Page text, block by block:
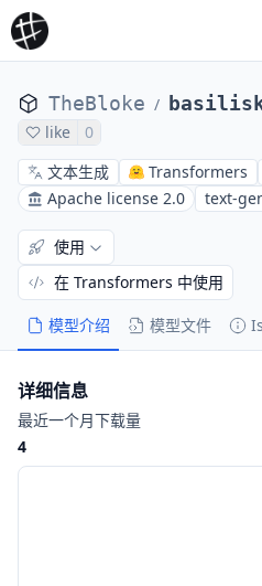
TheBloke /
like
0
文本生成
Transformers
Apache license 2.0
text-
模型介绍 模型文件
使用
在 Transformers 中使用
详细信息
最近一个月下载量
4